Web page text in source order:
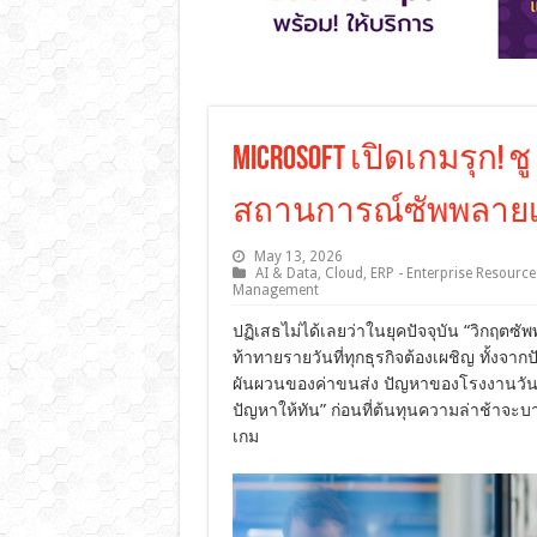
Microsoft เปิดเกมรุก!
สถานการณ์ซัพพลาย
May 13, 2026
AI & Data, Cloud , ERP - Enterprise
Management
ปฏิเสธไม่ได้เลยว่าในยุคปัจจุบัน “วิกฤตซั
ท้าทายรายวันที่ทุกธุรกิจต้องเผชิญ ทั้งจา
ผันผวนของค่าขนส่ง ปัญหาของโรงงานวั
ปัญหาให้ทัน” ก่อนที่ต้นทุนความล่าช้าจะ
เกม